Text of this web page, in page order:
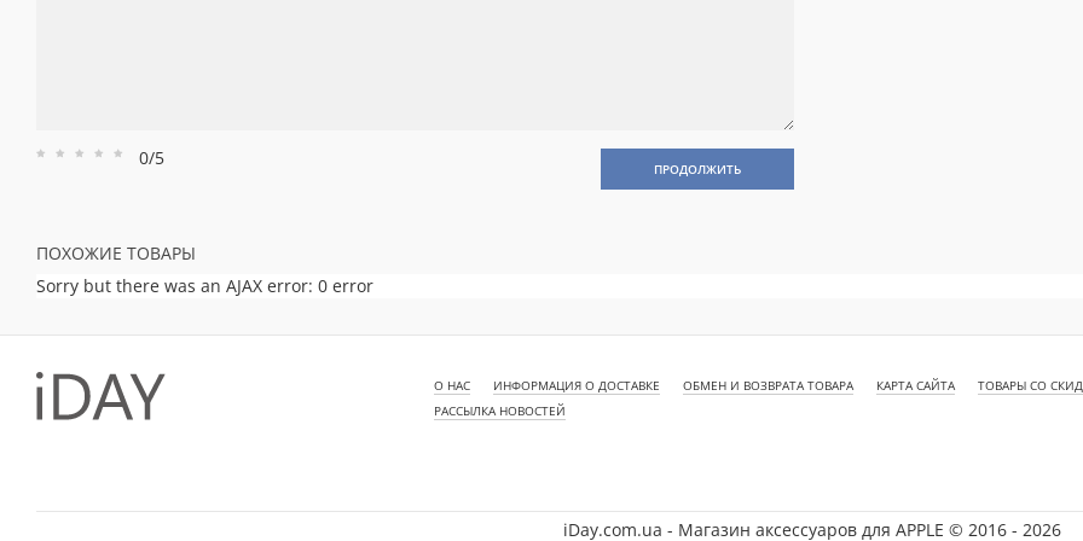
Рейтинг
Рейтинг
Рейтинг
Рейтинг
Рейтинг
0/5 ПРОДОЛЖИТЬ
ПОХОЖИЕ ТОВАРЫ
Sorry but there was an AJAX error: 0 error
О НАС ИНФОРМАЦИЯ О ДОСТАВКЕ ОБМЕН И ВОЗВРАТА ТОВАРА КАРТА САЙТА
ТОВАРЫ СО
РАССЫЛКА НОВОСТЕЙ
iDay.com.ua - Магазин аксессуаров для APPLE © 2016 - 2026